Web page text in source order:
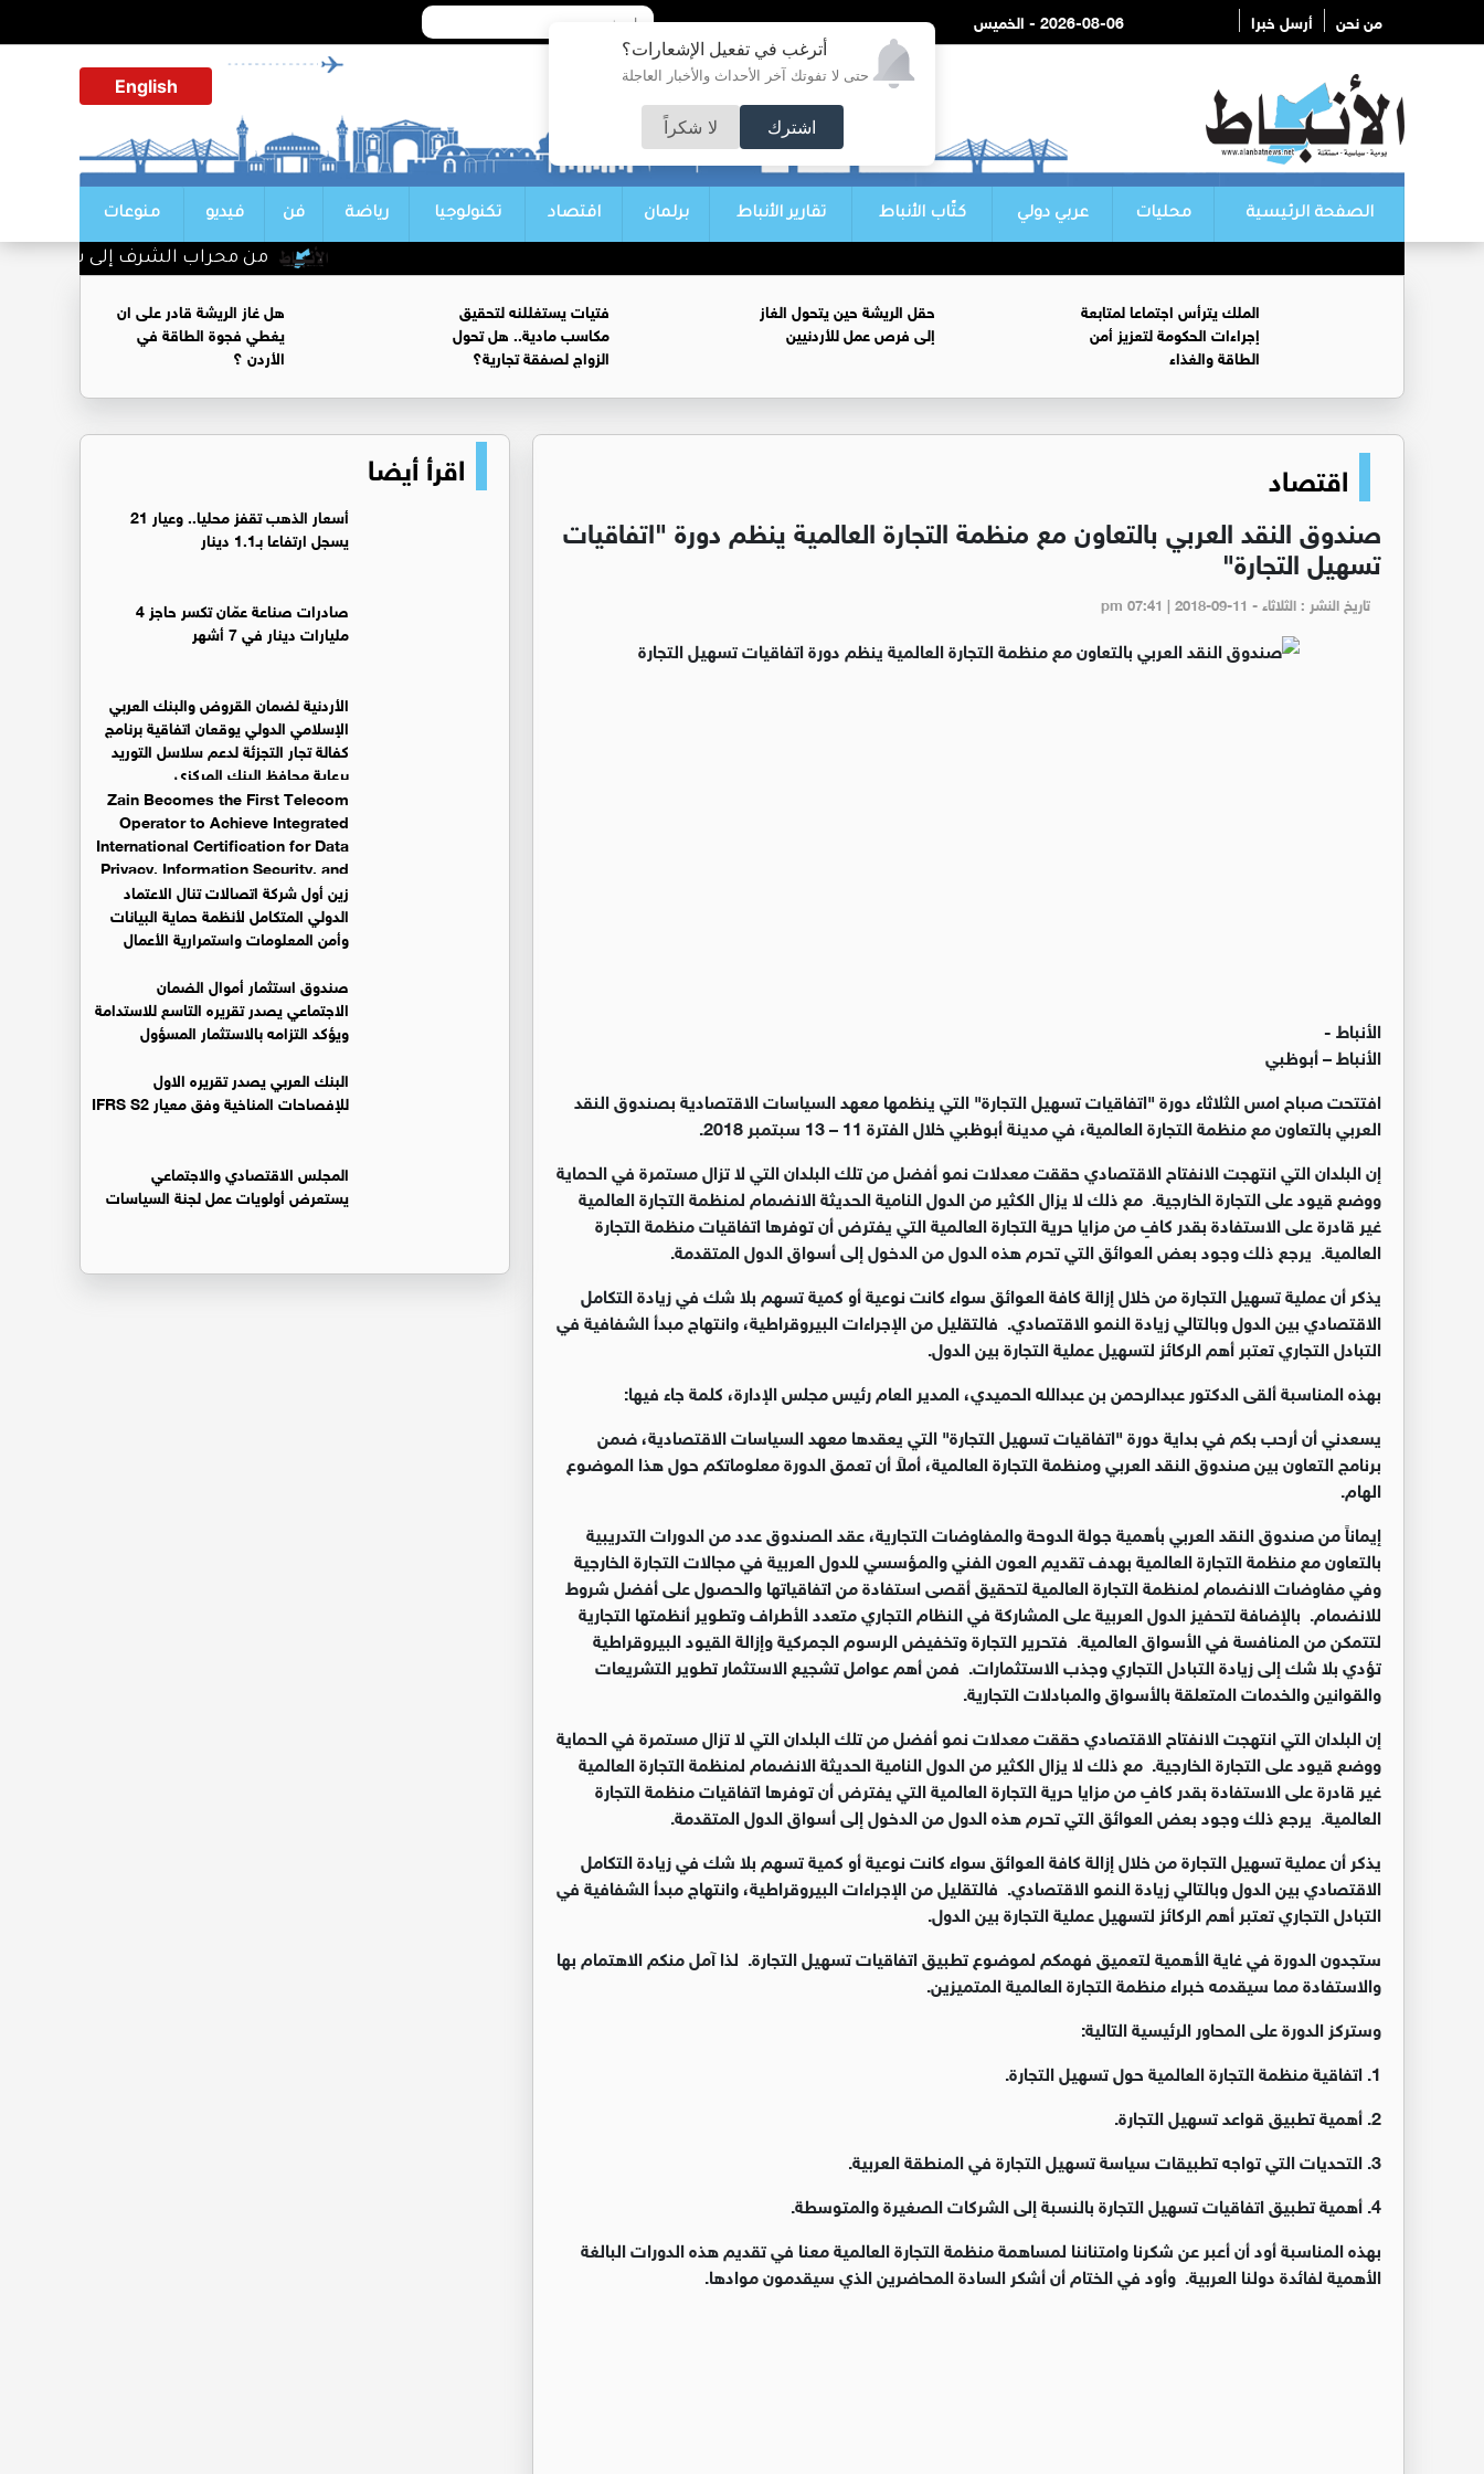
أترغب في تفعيل الإشعارات؟
حتى لا تفوتك آخر الأحداث والأخبار العاجلة
اشترك لا شكراً
من نحن أرسل خبرا 2026-08-06 - الخميس
English
الصفحة الرئيسية محليات عربي دولي كتّاب الأنباط تقارير الأنباط برلمان اقتصاد تكنولوجيا رياضة فن فيديو منوعات
من محراب الشرف إلى سدة القضاء..
الملك يترأس اجتماعا لمتابعة
إجراءات الحكومة لتعزيز أمن
الطاقة والغذاء
حقل الريشة حين يتحول الغاز
إلى فرص عمل للأردنيين
فتيات يستغللنه لتحقيق
مكاسب مادية.. هل تحول
الزواج لصفقة تجارية؟
هل غاز الريشة قادر على ان
يغطي فجوة الطاقة في
الأردن ؟
اقتصاد
صندوق النقد العربي بالتعاون مع منظمة التجارة العالمية ينظم دورة "اتفاقيات
تسهيل التجارة"
تاريخ النشر : الثلاثاء - pm 07:41 | 2018-09-11
الأنباط -
الأنباط – أبوظبي
افتتحت صباح امس الثلاثاء دورة "اتفاقيات تسهيل التجارة" التي ينظمها معهد السياسات الاقتصادية بصندوق النقد
العربي بالتعاون مع منظمة التجارة العالمية، في مدينة أبوظبي خلال الفترة 11 – 13 سبتمبر 2018.
إن البلدان التي انتهجت الانفتاح الاقتصادي حققت معدلات نمو أفضل من تلك البلدان التي لا تزال مستمرة في الحماية
ووضع قيود على التجارة الخارجية. مع ذلك لا يزال الكثير من الدول النامية الحديثة الانضمام لمنظمة التجارة العالمية
غير قادرة على الاستفادة بقدر كافٍ من مزايا حرية التجارة العالمية التي يفترض أن توفرها اتفاقيات منظمة التجارة
العالمية. يرجع ذلك وجود بعض العوائق التي تحرم هذه الدول من الدخول إلى أسواق الدول المتقدمة.
يذكر أن عملية تسهيل التجارة من خلال إزالة كافة العوائق سواء كانت نوعية أو كمية تسهم بلا شك في زيادة التكامل
الاقتصادي بين الدول وبالتالي زيادة النمو الاقتصادي. فالتقليل من الإجراءات البيروقراطية، وانتهاج مبدأ الشفافية في
التبادل التجاري تعتبر أهم الركائز لتسهيل عملية التجارة بين الدول.
بهذه المناسبة ألقى الدكتور عبدالرحمن بن عبدالله الحميدي، المدير العام رئيس مجلس الإدارة، كلمة جاء فيها:
يسعدني أن أرحب بكم في بداية دورة "اتفاقيات تسهيل التجارة" التي يعقدها معهد السياسات الاقتصادية، ضمن
برنامج التعاون بين صندوق النقد العربي ومنظمة التجارة العالمية، أملاً أن تعمق الدورة معلوماتكم حول هذا الموضوع
الهام.
إيماناً من صندوق النقد العربي بأهمية جولة الدوحة والمفاوضات التجارية، عقد الصندوق عدد من الدورات التدريبية
بالتعاون مع منظمة التجارة العالمية بهدف تقديم العون الفني والمؤسسي للدول العربية في مجالات التجارة الخارجية
وفي مفاوضات الانضمام لمنظمة التجارة العالمية لتحقيق أقصى استفادة من اتفاقياتها والحصول على أفضل شروط
للانضمام. بالإضافة لتحفيز الدول العربية على المشاركة في النظام التجاري متعدد الأطراف وتطوير أنظمتها التجارية
لتتمكن من المنافسة في الأسواق العالمية. فتحرير التجارة وتخفيض الرسوم الجمركية وإزالة القيود البيروقراطية
تؤدي بلا شك إلى زيادة التبادل التجاري وجذب الاستثمارات. فمن أهم عوامل تشجيع الاستثمار تطوير التشريعات
والقوانين والخدمات المتعلقة بالأسواق والمبادلات التجارية.
إن البلدان التي انتهجت الانفتاح الاقتصادي حققت معدلات نمو أفضل من تلك البلدان التي لا تزال مستمرة في الحماية
ووضع قيود على التجارة الخارجية. مع ذلك لا يزال الكثير من الدول النامية الحديثة الانضمام لمنظمة التجارة العالمية
غير قادرة على الاستفادة بقدر كافٍ من مزايا حرية التجارة العالمية التي يفترض أن توفرها اتفاقيات منظمة التجارة
العالمية. يرجع ذلك وجود بعض العوائق التي تحرم هذه الدول من الدخول إلى أسواق الدول المتقدمة.
يذكر أن عملية تسهيل التجارة من خلال إزالة كافة العوائق سواء كانت نوعية أو كمية تسهم بلا شك في زيادة التكامل
الاقتصادي بين الدول وبالتالي زيادة النمو الاقتصادي. فالتقليل من الإجراءات البيروقراطية، وانتهاج مبدأ الشفافية في
التبادل التجاري تعتبر أهم الركائز لتسهيل عملية التجارة بين الدول.
ستجدون الدورة في غاية الأهمية لتعميق فهمكم لموضوع تطبيق اتفاقيات تسهيل التجارة. لذا آمل منكم الاهتمام بها
والاستفادة مما سيقدمه خبراء منظمة التجارة العالمية المتميزين.
وستركز الدورة على المحاور الرئيسية التالية:
1. اتفاقية منظمة التجارة العالمية حول تسهيل التجارة.
2. أهمية تطبيق قواعد تسهيل التجارة.
3. التحديات التي تواجه تطبيقات سياسة تسهيل التجارة في المنطقة العربية.
4. أهمية تطبيق اتفاقيات تسهيل التجارة بالنسبة إلى الشركات الصغيرة والمتوسطة.
بهذه المناسبة أود أن أعبر عن شكرنا وامتناننا لمساهمة منظمة التجارة العالمية معنا في تقديم هذه الدورات البالغة
الأهمية لفائدة دولنا العربية. وأود في الختام أن أشكر السادة المحاضرين الذي سيقدمون موادها.
اقرأ أيضا
أسعار الذهب تقفز محليا.. وعيار 21
يسجل ارتفاعا بـ1.1 دينار
صادرات صناعة عمّان تكسر حاجز 4
مليارات دينار في 7 أشهر
الأردنية لضمان القروض والبنك العربي
الإسلامي الدولي يوقعان اتفاقية برنامج
كفالة تجار التجزئة لدعم سلاسل التوريد
برعاية محافظ البنك المركزي
Zain Becomes the First Telecom
Operator to Achieve Integrated
International Certification for Data
Privacy, Information Security, and
Business Continuity Management Systems
زين أول شركة اتصالات تنال الاعتماد
الدولي المتكامل لأنظمة حماية البيانات
وأمن المعلومات واستمرارية الأعمال
صندوق استثمار أموال الضمان
الاجتماعي يصدر تقريره التاسع للاستدامة
ويؤكد التزامه بالاستثمار المسؤول
البنك العربي يصدر تقريره الاول
للإفصاحات المناخية وفق معيار IFRS S2
المجلس الاقتصادي والاجتماعي
يستعرض أولويات عمل لجنة السياسات